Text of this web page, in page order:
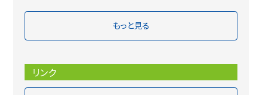
もっと見る
リンク